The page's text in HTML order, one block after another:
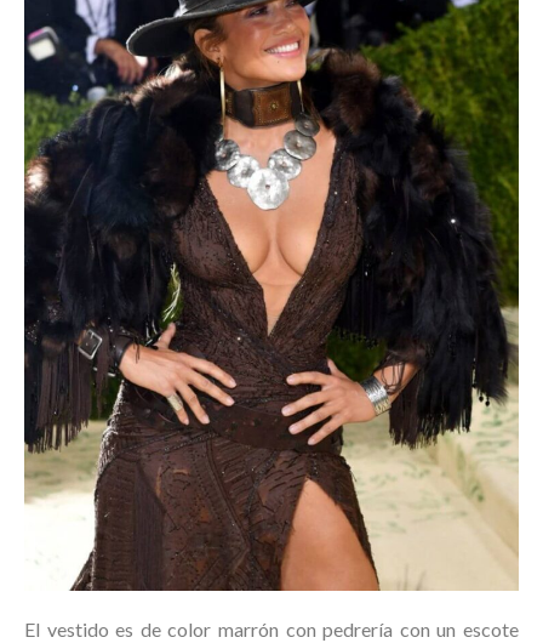
El vestido es de color marrón con pedrería con un escote